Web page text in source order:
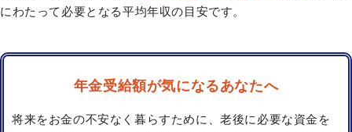
にわたって必要となる平均年収の目安です。
年金受給額が気になるあなたへ
将来をお金の不安なく暮らすために、老後に必要な資金を